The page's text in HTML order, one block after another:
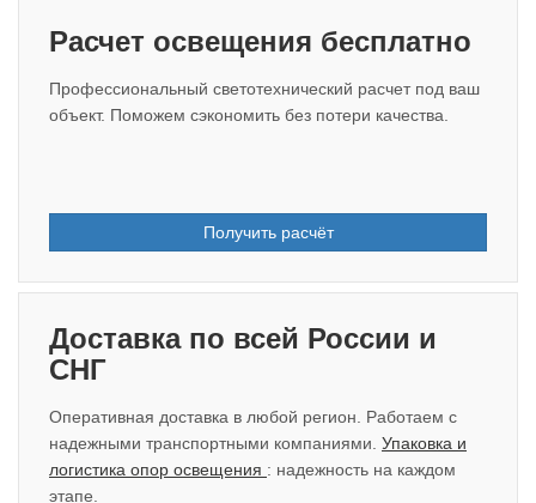
Расчет освещения бесплатно
Профессиональный светотехнический расчет под ваш
объект. Поможем сэкономить без потери качества.
Получить расчёт
Доставка по всей России и
СНГ
Оперативная доставка в любой регион. Работаем с
надежными транспортными компаниями. Упаковка и
логистика опор освещения : надежность на каждом
этапе.